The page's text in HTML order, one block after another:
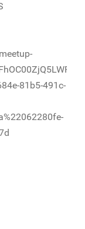
81b5-491c-